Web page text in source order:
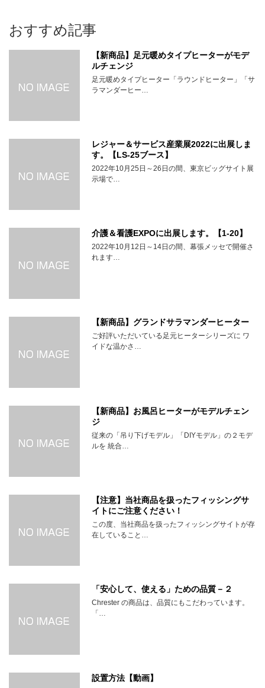
おすすめ記事
【新商品】足元暖めタイプヒーターがモデ
ルチェンジ
足元暖めタイプヒーター「ラウンドヒーター」「サ
ラマンダーヒー…
レジャー＆サービス産業展2022に出展しま
す。【LS-25ブース】
2022年10月25日～26日の間、東京ビッグサイト展
示場で…
介護＆看護EXPOに出展します。【1-20】
2022年10月12日～14日の間、幕張メッセで開催さ
れます…
【新商品】グランドサラマンダーヒーター
ご好評いただいている足元ヒーターシリーズに ワ
イドな温かさ…
【新商品】お風呂ヒーターがモデルチェン
ジ
従来の「吊り下げモデル」「DIYモデル」の２モデ
ルを 統合…
【注意】当社商品を扱ったフィッシングサ
イトにご注意ください！
この度、当社商品を扱ったフィッシングサイトが存
在していること…
「安心して、使える」ための品質－２
Chrester の商品は、品質にもこだわっています。
「…
設置方法【動画】